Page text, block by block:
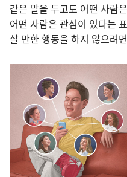
같은 말을 두고도 어떤 사람
어떤 사람은 관심이 있다는
살 만한 행동을 하지 않으려